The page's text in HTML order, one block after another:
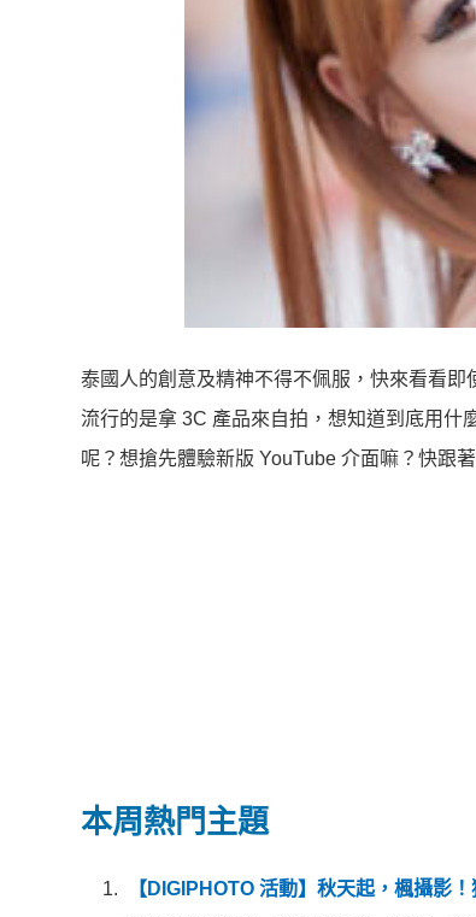
泰國人的創意及精神不得不佩服，快來看看
流行的是拿 3C 產品來自拍，想知道到底用
呢？想搶先體驗新版 YouTube 介面嘛？快跟
本周熱門主題
【DIGIPHOTO 活動】秋天起，楓攝影！